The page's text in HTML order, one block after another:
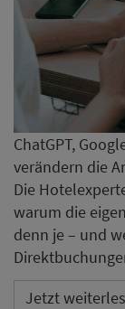
ChatGPT,
verändern die
Die
warum die
denn je – und
Jetzt